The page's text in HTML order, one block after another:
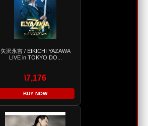
矢沢永吉 / EIKICHI YAZAWA
LIVE in TOKYO DO...
\7,176
BUY NOW